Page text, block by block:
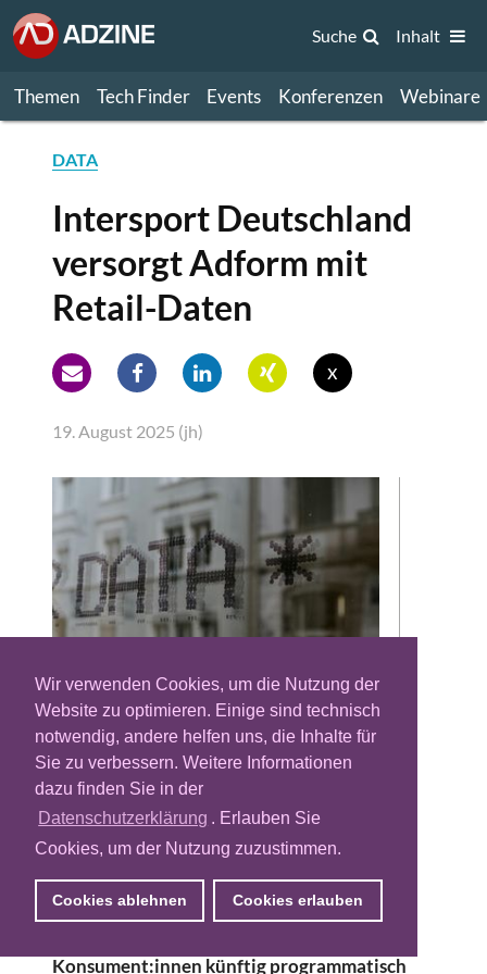
Wir verwenden Cookies, um die Nutzung der
Website zu optimieren. Einige sind technisch
notwendig, andere helfen uns, die Inhalte für
Sie zu verbessern. Weitere Informationen
dazu finden Sie in der
Datenschutzerklärung . Erlauben Sie
Cookies, um der Nutzung zuzustimmen.
Cookies ablehnen Cookies erlauben
Themen Tech Finder Events Konferenzen Webinare
Suche Inhalt
DATA
Intersport Deutschland
versorgt Adform mit
Retail-Daten
x
19. August 2025 (jh)
Das europäische Adtech-Unternehmen
Adform geht eine Daten-Partnerschaft mit
dem Sportfachhändler Intersport ein. Dazu
GmbH, Tochtergesellschaft der Intersport
Deutschland eG, ab sofort
Zielgruppensegmente über den Adform
Audience-Marktplatz bereit. Somit sollen
Konsument:innen künftig programmatisch